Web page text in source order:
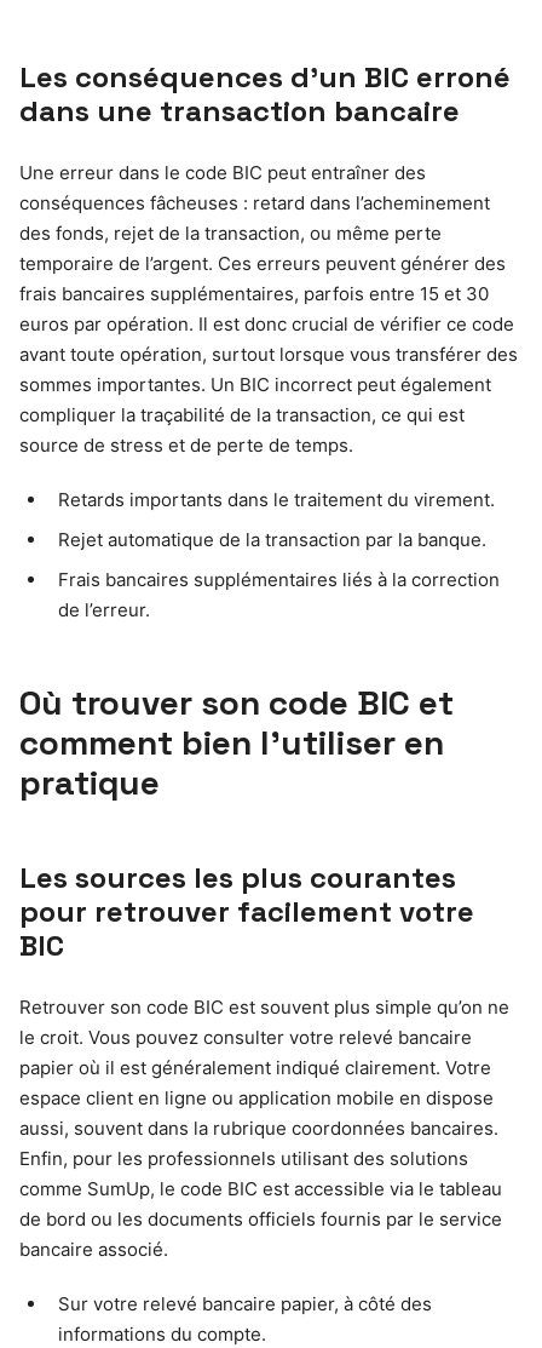
Les conséquences d’un BIC erroné
dans une transaction bancaire
Une erreur dans le code BIC peut entraîner des
conséquences fâcheuses : retard dans l’acheminement
des fonds, rejet de la transaction, ou même perte
temporaire de l’argent. Ces erreurs peuvent générer des
frais bancaires supplémentaires, parfois entre 15 et 30
euros par opération. Il est donc crucial de vérifier ce code
avant toute opération, surtout lorsque vous transférer des
sommes importantes. Un BIC incorrect peut également
compliquer la traçabilité de la transaction, ce qui est
source de stress et de perte de temps.
Retards importants dans le traitement du virement.
Rejet automatique de la transaction par la banque.
Frais bancaires supplémentaires liés à la correction
de l’erreur.
Où trouver son code BIC et
comment bien l’utiliser en
pratique
Les sources les plus courantes
pour retrouver facilement votre
BIC
Retrouver son code BIC est souvent plus simple qu’on ne
le croit. Vous pouvez consulter votre relevé bancaire
papier où il est généralement indiqué clairement. Votre
espace client en ligne ou application mobile en dispose
aussi, souvent dans la rubrique coordonnées bancaires.
Enfin, pour les professionnels utilisant des solutions
comme SumUp, le code BIC est accessible via le tableau
de bord ou les documents officiels fournis par le service
bancaire associé.
Sur votre relevé bancaire papier, à côté des
informations du compte.